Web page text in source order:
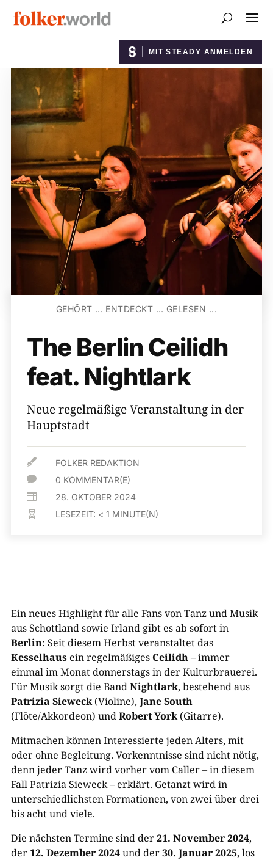
MIT STEADY ANMELDEN
GEHÖRT … ENTDECKT … GELESEN ...
The Berlin Ceilidh
feat. Nightlark
Neue regelmäßige Veranstaltung in der
Hauptstadt
 FOLKER REDAKTION
 0 KOMMENTAR(E)
 28. OKTOBER 2024
 LESEZEIT: < 1 MINUTE(N)
Ein neues Highlight für alle Fans von Tanz und Musik
aus Schottland sowie Irland gibt es ab sofort in
Berlin: Seit diesem Herbst veranstaltet das
Kesselhausein regelmäßiges Ceilidh– immer
einmal im Monat donnerstags in der Kulturbrauerei.
Für Musik sorgt die BandNightlark, bestehend aus
Patrizia Sieweck(Violine), Jane South
(Flöte/Akkordeon) undRobert York(Gitarre).
Mitmachen können Interessierte jeden Alters, mit
oder ohne Begleitung. Vorkenntnisse sind nicht nötig,
denn jeder Tanz wird vorher vom Caller – in diesem
Fall Patrizia Sieweck – erklärt. Getanzt wird in
unterschiedlichsten Formationen, von zwei über drei
bis acht und viele.
Die nächsten Termine sind der21. November 2024,
der12. Dezember 2024und der30. Januar 2025, los